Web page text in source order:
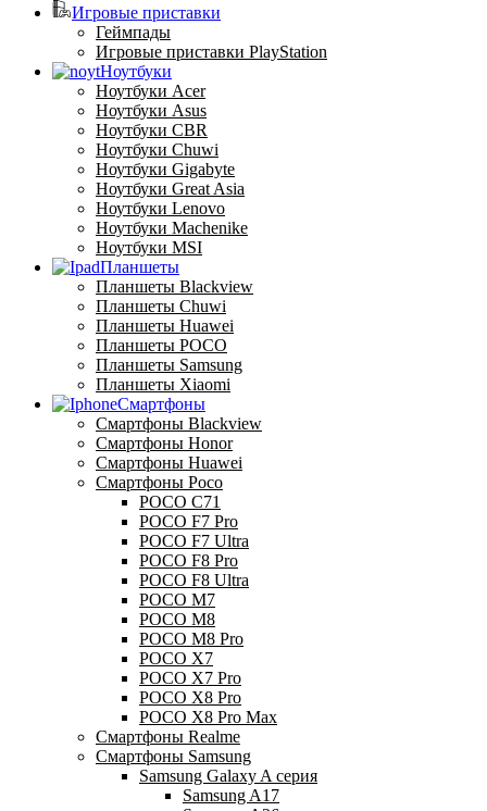
Игровые приставки
Геймпады
Игровые приставки PlayStation
Ноутбуки
Ноутбуки Acer
Ноутбуки Asus
Ноутбуки CBR
Ноутбуки Chuwi
Ноутбуки Gigabyte
Ноутбуки Great Asia
Ноутбуки Lenovo
Ноутбуки Machenike
Ноутбуки MSI
Планшеты
Планшеты Blackview
Планшеты Chuwi
Планшеты Huawei
Планшеты POCO
Планшеты Samsung
Планшеты Xiaomi
Смартфоны
Смартфоны Blackview
Смартфоны Honor
Смартфоны Huawei
Смартфоны Poco
POCO C71
POCO F7 Pro
POCO F7 Ultra
POCO F8 Pro
POCO F8 Ultra
POCO M7
POCO M8
POCO M8 Pro
POCO X7
POCO X7 Pro
POCO X8 Pro
POCO X8 Pro Max
Смартфоны Realme
Смартфоны Samsung
Samsung Galaxy A серия
Samsung A17